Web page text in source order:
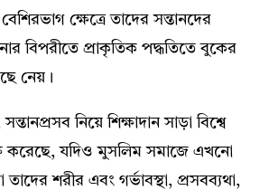
ক্ষেত্রে তাদের সন্তানদের
বিপরীতে প্রাকৃতিক পদ্ধতিতে বুকের
নেয়।
নিয়ে শিক্ষাদান সাড়া বিশ্বে
যদিও মুসলিম সমাজে এখনো
তাদের শরীর এবং গর্ভাবস্থা, প্রসবব্যথা,